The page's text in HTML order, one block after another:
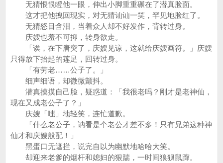
无猜恨恨瞪他一眼，伸出小脚重重碾在了潜真脸面。
这才把他拽回现实，对无猜讪讪一笑，罕见地脸红了。
无猜怒目含泪，当着众人却不好发作，背转过身。
庆嫂也羞不可抑，转身欲走。
「诶，在下唐突了，庆嫂见谅，这就给庆嫂画符。」庆嫂
只得放下抬起的莲足，回转过身。
「有劳老……公子了。」
细声细语，却微微颤抖。
潜真摸摸自己脸，疑惑道：「我很老吗？刚才是老神仙，
现在又成老公子了？」
庆嫂「嗤」地轻笑，连忙道歉。
「什么老公子，讷看是个老公才差不多！只有兄弟这种神
仙才和庆嫂般配！」
黑蛋口无遮拦，说完自以为幽默地哈哈大笑。
却迎来老爹的烟杆和媳妇的狠踹，一时间狼狈鼠蹿。